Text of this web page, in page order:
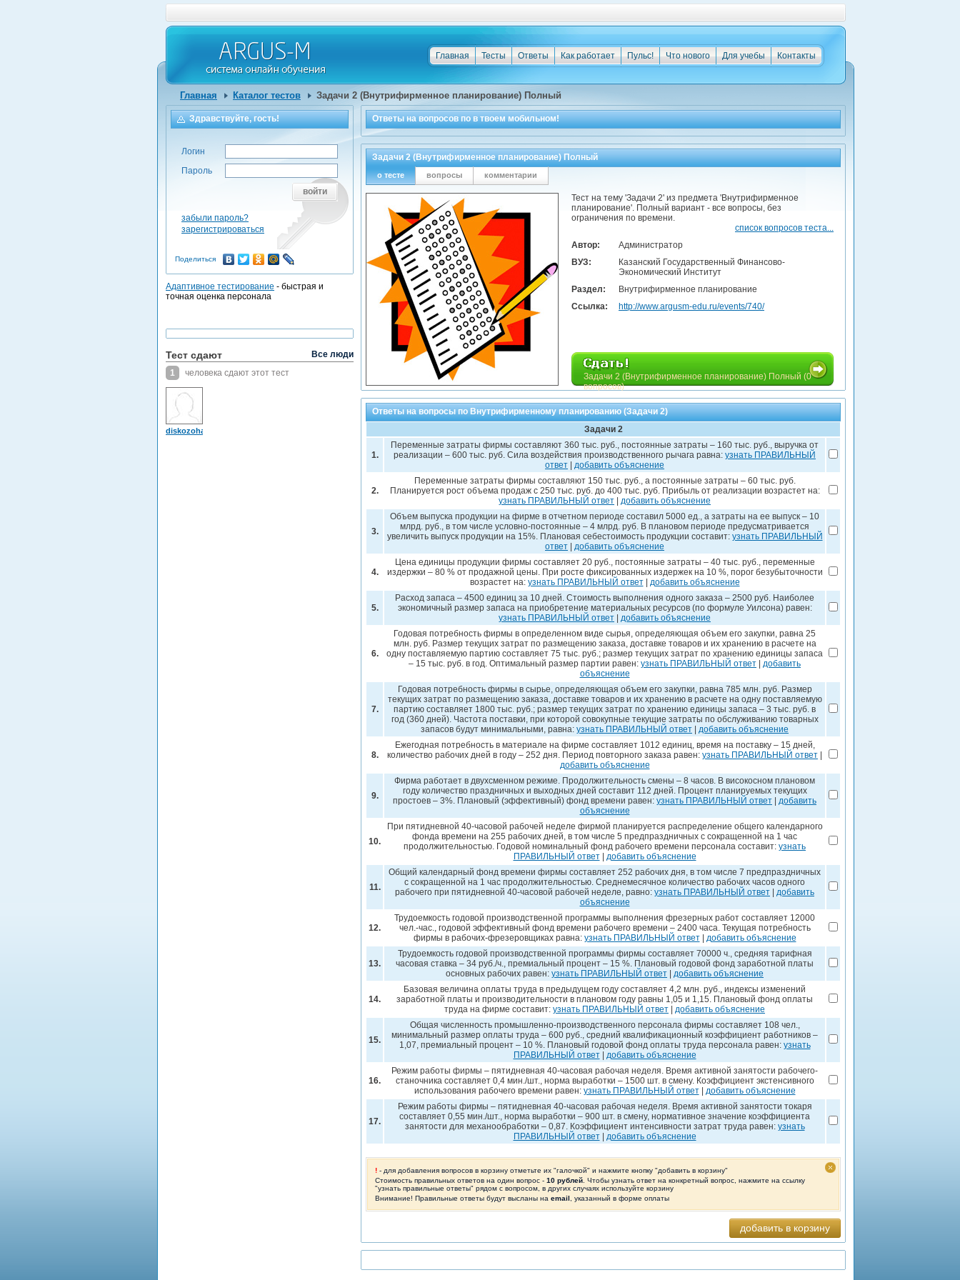
Контакты
Для учебы
Что нового
Пульс!
Как работает
Ответы
Тесты
Главная
Главная Каталог тестов Задачи 2 (Внутрифирменное планирование) Полный
Ответы навопросов пов твоем мобильном!
Задачи 2 (Внутрифирменное планирование) Полный
о тесте вопросы комментарии
Тест на тему 'Задачи 2' из предмета 'Внутрифирменное
планирование'. Полный вариант - все вопросы, без
ограничения по времени.
список вопросов теста...
Автор:
Администратор
ВУЗ:
Казанский Государственный Финансово-
Экономический Институт
Раздел:
Внутрифирменное планирование
Ссылка:
http://www.argusm-edu.ru/events/740/
Задачи 2 (Внутрифирменное планирование) Полный (0
вопросов)
Ответы на вопросы по Внутрифирменному планированию (Задачи 2)
Задачи 2
1.
Переменные затраты фирмы составляют 360 тыс. руб., постоянные затраты – 160 тыс. руб., выручка от
реализации – 600 тыс. руб. Сила воздействия производственного рычага равна: узнать ПРАВИЛЬНЫЙ
ответ
добавить объяснение
2.
Переменные затраты фирмы составляют 150 тыс. руб., а постоянные затраты – 60 тыс. руб.
Планируется рост объема продаж с 250 тыс. руб. до 400 тыс. руб. Прибыль от реализации возрастет на:
узнать ПРАВИЛЬНЫЙ ответ
добавить объяснение
3.
Объем выпуска продукции на фирме в отчетном периоде составил 5000 ед., а затраты на ее выпуск – 10
млрд. руб., в том числе условно-постоянные – 4 млрд. руб. В плановом периоде предусматривается
увеличить выпуск продукции на 15%. Плановая себестоимость продукции составит: узнать ПРАВИЛЬНЫЙ
ответ
добавить объяснение
4.
Цена единицы продукции фирмы составляет 20 руб., постоянные затраты – 40 тыс. руб., переменные
издержки – 80 % от продажной цены. При росте фиксированных издержек на 10 %, порог безубыточности
возрастет на: узнать ПРАВИЛЬНЫЙ ответ| добавить объяснение
5.
Расход запаса – 4500 единиц за 10 дней. Стоимость выполнения одного заказа – 2500 руб. Наиболее
экономичный размер запаса на приобретение материальных ресурсов (по формуле Уилсона) равен:
узнать ПРАВИЛЬНЫЙ ответ
добавить объяснение
6.
Годовая потребность фирмы в определенном виде сырья, определяющая объем его закупки, равна 25
млн. руб. Размер текущих затрат по размещению заказа, доставке товаров и их хранению в расчете на
одну поставляемую партию составляет 75 тыс. руб.; размер текущих затрат по хранению единицы запаса
– 15 тыс. руб. в год. Оптимальный размер партии равен: узнать ПРАВИЛЬНЫЙ ответ
добавить
объяснение
7.
Годовая потребность фирмы в сырье, определяющая объем его закупки, равна 785 млн. руб. Размер
текущих затрат по размещению заказа, доставке товаров и их хранению в расчете на одну поставляемую
партию составляет 1800 тыс. руб.; размер текущих затрат по хранению единицы запаса – 3 тыс. руб. в
год (360 дней). Частота поставки, при которой совокупные текущие затраты по обслуживанию товарных
запасов будут минимальными, равна: узнать ПРАВИЛЬНЫЙ ответ добавить объяснение
8.
Ежегодная потребность в материале на фирме составляет 1012 единиц, время на поставку – 15 дней,
количество рабочих дней в году – 252 дня. Период повторного заказа равен: узнать ПРАВИЛЬНЫЙ ответ
добавить объяснение
9.
Фирма работает в двухсменном режиме. Продолжительность смены – 8 часов. В високосном плановом
году количество праздничных и выходных дней составит 112 дней. Процент планируемых текущих
простоев – 3%. Плановый (эффективный) фонд времени равен: узнать ПРАВИЛЬНЫЙ ответ
добавить
объяснение
10.
При пятидневной 40-часовой рабочей неделе фирмой планируется распределение общего календарного
фонда времени на 255 рабочих дней, в том числе 5 предпраздничных с сокращенной на 1 час
продолжительностью. Годовой номинальный фонд рабочего времени персонала составит: узнать
ПРАВИЛЬНЫЙ ответ| добавить объяснение
11.
Общий календарный фонд времени фирмы составляет 252 рабочих дня, в том числе 7 предпраздничных
с сокращенной на 1 час продолжительностью. Среднемесячное количество рабочих часов одного
рабочего при пятидневной 40-часовой рабочей неделе, равно: узнать ПРАВИЛЬНЫЙ ответ
добавить
объяснение
12.
Трудоемкость годовой производственной программы выполнения фрезерных работ составляет 12000
чел.-час., годовой эффективный фонд времени рабочего времени – 2400 часа. Текущая потребность
фирмы в рабочих-фрезеровщиках равна: узнать ПРАВИЛЬНЫЙ ответ| добавить объяснение
13.
Трудоемкость годовой производственной программы фирмы составляет 70000 ч., средняя тарифная
часовая ставка – 34 руб./ч., премиальный процент – 15 %. Плановый годовой фонд заработной платы
основных рабочих равен: узнать ПРАВИЛЬНЫЙ ответ добавить объяснение
14.
Базовая величина оплаты труда в предыдущем году составляет 4,2 млн. руб., индексы изменений
заработной платы и производительности в плановом году равны 1,05 и 1,15. Плановый фонд оплаты
труда на фирме составит: узнать ПРАВИЛЬНЫЙ ответ добавить объяснение
15.
Общая численность промышленно-производственного персонала фирмы составляет 108 чел.,
минимальный размер оплаты труда – 600 руб., средний квалификационный коэффициент работников –
1,07, премиальный процент – 10 %. Плановый годовой фонд оплаты труда персонала равен: узнать
ПРАВИЛЬНЫЙ ответ| добавить объяснение
16.
Режим работы фирмы – пятидневная 40-часовая рабочая неделя. Время активной занятости рабочего-
станочника составляет 0,4 мин./шт., норма выработки – 1500 шт. в смену. Коэффициент экстенсивного
использования рабочего времени равен: узнать ПРАВИЛЬНЫЙ ответ| добавить объяснение
17.
Режим работы фирмы – пятидневная 40-часовая рабочая неделя. Время активной занятости токаря
составляет 0,55 мин./шт., норма выработки – 900 шт. в смену, нормативное значение коэффициента
занятости для механообработки – 0,87. Коэффициент интенсивности затрат труда равен: узнать
ПРАВИЛЬНЫЙ ответ| добавить объяснение
! - для добавления вопросов в корзину отметьте их "галочкой" и нажмите кнопку "добавить в корзину"
Стоимость правильных ответов на один вопрос - 10 рублей . Чтобы узнать ответ на конкретный вопрос, нажмите на ссылку
"узнать правильные ответы" рядом с вопросом, в других случаях используйте корзину
Внимание! Правильные ответы будут высланы на email , указанный в форме оплаты
добавить в корзину
Здравствуйте, гость!
Логин
Пароль
войти
забыли пароль?
зарегистрироваться
Поделиться
Адаптивное тестирование - быстрая и
точная оценка персонала
Тест сдают
Все люди
1
человека сдают этот тест
diskozohan